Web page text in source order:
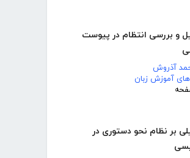
و بررسی انتظام در پیوست
آذروش
آموزش زبان
بر نظام نحو دستوری در